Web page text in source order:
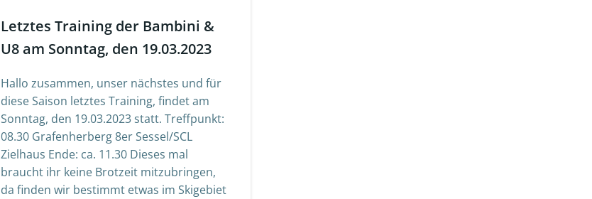
Letztes Training der Bambini &
U8 am Sonntag, den 19.03.2023
Hallo zusammen, unser nächstes und für
diese Saison letztes Training, findet am
Sonntag, den 19.03.2023 statt. Treffpunkt:
08.30 Grafenherberg 8er Sessel/SCL
Zielhaus Ende: ca. 11.30 Dieses mal
braucht ihr keine Brotzeit mitzubringen,
da finden wir bestimmt etwas im Skigebiet